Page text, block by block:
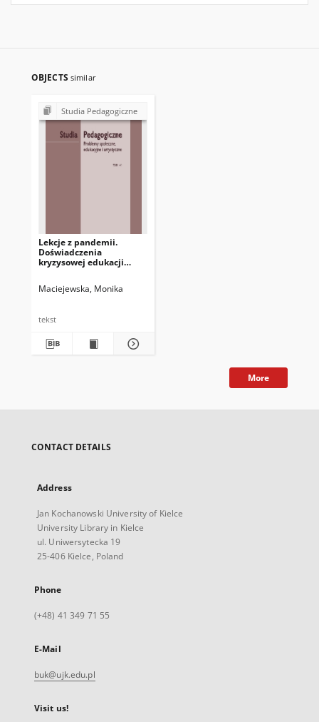
OBJECTS similar
Studia Pedagogiczne
Lekcje z pandemii.
Doświadczenia
kryzysowej edukacji
uczenia się studentów
Maciejewska, Monika
tekst
More
CONTACT DETAILS
Address
Jan Kochanowski University of Kielce
University Library in Kielce
ul. Uniwersytecka 19
25-406 Kielce, Poland
Phone
(+48) 41 349 71 55
E-Mail
buk@ujk.edu.pl
Visit us!